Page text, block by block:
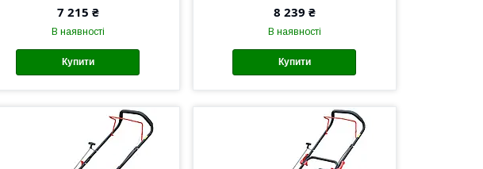
7 215 ₴
В наявності
Купити
8 239 ₴
В наявності
Купити